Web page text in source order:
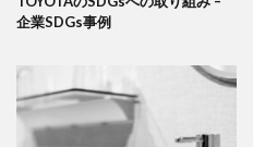
企業SDGs事例